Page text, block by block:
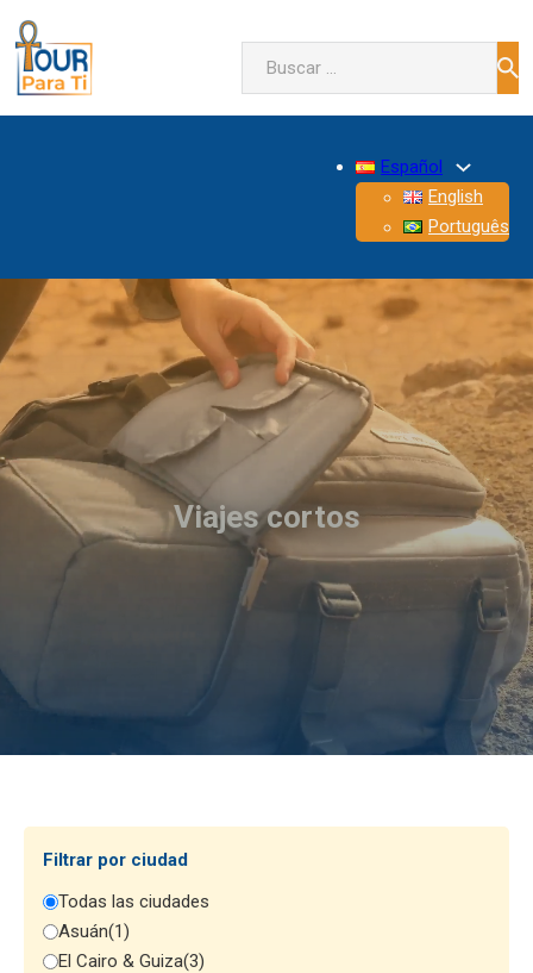
Buscar
Español
English
Português
Viajes cortos
Filtrar por ciudad
Todas las ciudades
Asuán(1)
El Cairo & Guiza(3)